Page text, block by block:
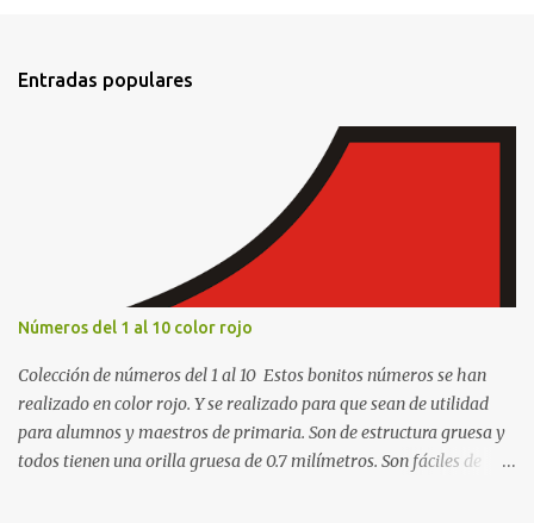
t
Entradas populares
Números del 1 al 10 color rojo
Colección de números del 1 al 10 Estos bonitos números se han
realizado en color rojo. Y se realizado para que sean de utilidad
para alumnos y maestros de primaria. Son de estructura gruesa y
todos tienen una orilla gruesa de 0.7 milímetros. Son fáciles de